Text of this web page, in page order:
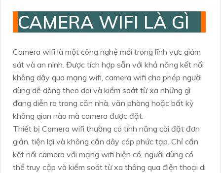
CAMERA WIFI LÀ GÌ
Camera wifi là một công nghệ mới trong lĩnh vực giám
sát và an ninh. Được tích hợp sẵn với khả năng kết nối
không dây qua mạng wifi, camera wifi cho phép người
dùng dễ dàng theo dõi và kiểm soát từ xa những gì
đang diễn ra trong căn nhà, văn phòng hoặc bất kỳ
không gian nào mà camera được đặt.
Thiết bị Camera wifi thường có tính năng cài đặt đơn
giản, tiện lợi và không cần dây cáp phức tạp. Chỉ cần
kết nối camera với mạng wifi hiện có, người dùng có
thể truy cập và kiểm soát từ xa thông qua điện thoại di